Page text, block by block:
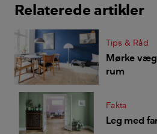
Relaterede artikler
Tips & Råd
Mørke
rum
Fakta
Leg med